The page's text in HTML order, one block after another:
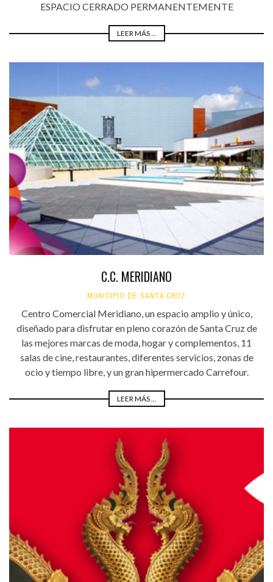
ESPACIO CERRADO PERMANENTEMENTE
LEER MÁS ...
C.C. MERIDIANO
MUNICIPIO DE SANTA CRUZ
Centro Comercial Meridiano, un espacio amplio y único,
diseñado para disfrutar en pleno corazón de Santa Cruz de
las mejores marcas de moda, hogar y complementos, 11
salas de cine, restaurantes, diferentes servicios, zonas de
ocio y tiempo libre, y un gran hipermercado Carrefour.
LEER MÁS ...